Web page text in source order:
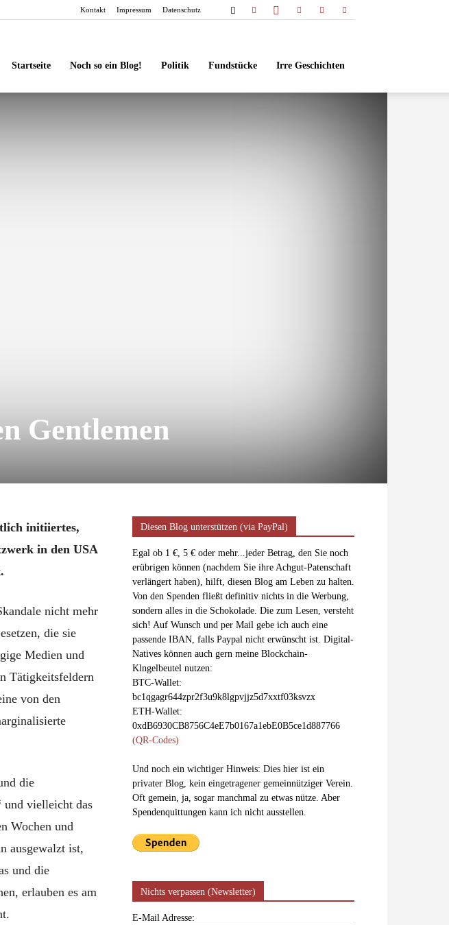
Kontakt Impressum Datenschutz
Startseite Noch so ein Blog! Politik Fundstücke Irre Geschichten
Gentlemen
initiiertes,
in den USA
nicht mehr
die sie
Medien und
Tätigkeitsfeldern
von den
die
und vielleicht das
Wochen und
ausgewalzt ist,
und die
erlauben es am
Diesen Blog unterstützen (via PayPal)
Egal ob 1 €, 5 € oder mehr...jeder Betrag, den Sie noch
erübrigen können (nachdem Sie ihre Achgut-Patenschaft
verlängert haben), hilft, diesen Blog am Leben zu halten.
Von den Spenden fließt definitiv nichts in die Werbung,
sondern alles in die Schokolade. Die zum Lesen, versteht
sich! Auf Wunsch und per Mail gebe ich auch eine
passende IBAN, falls Paypal nicht erwünscht ist. Digital-
Natives können auch gern meine Blockchain-
Klngelbeutel nutzen:
BTC-Wallet:
bc1qgagr644zpr2f3u9k8lgpvjjz5d7xxtf03ksvzx
ETH-Wallet:
0xdB6930CB8756C4eE7b0167a1ebE0B5ce1d887766
(QR-Codes)
Und noch ein wichtiger Hinweis: Dies hier ist ein
privater Blog, kein eingetragener gemeinnütziger Verein.
Oft gemein, ja, sogar manchmal zu etwas nütze. Aber
Spendenquittungen kann ich nicht ausstellen.
Nichts verpassen (Newsletter)
E-Mail Adresse: